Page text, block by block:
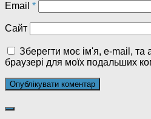
Email *
Сайт
Зберегти моє ім'я, e-mail, та
браузері для моїх подальших